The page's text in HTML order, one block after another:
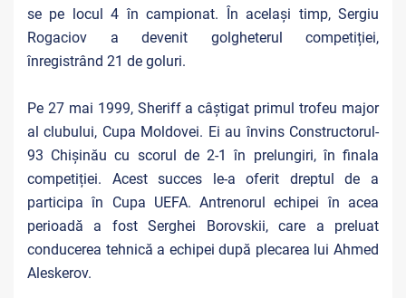
se pe locul 4 în campionat. În același timp, Sergiu
Rogaciov a devenit golgheterul competiției,
înregistrând 21 de goluri.
Pe 27 mai 1999, Sheriff a câștigat primul trofeu major
al clubului, Cupa Moldovei. Ei au învins Constructorul-
93 Chișinău cu scorul de 2-1 în prelungiri, în finala
competiției. Acest succes le-a oferit dreptul de a
participa în Cupa UEFA. Antrenorul echipei în acea
perioadă a fost Serghei Borovskii, care a preluat
conducerea tehnică a echipei după plecarea lui Ahmed
Aleskerov.